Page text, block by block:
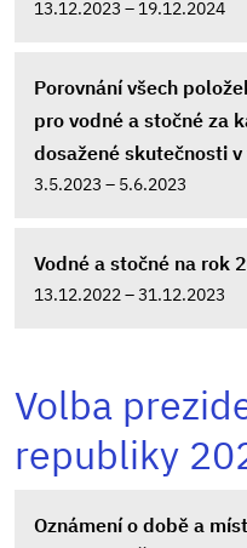
13.12.2023 – 19.12.2024
Porovnání všech
pro vodné a stočné za
dosažené skutečnosti
3.5.2023 – 5.6.2023
Vodné a stočné na rok
13.12.2022 – 31.12.2023
Volba
republiky
Oznámení o době a